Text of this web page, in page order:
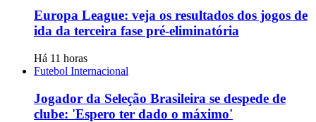
Europa League: veja os resultados dos jogos de
ida da terceira fase pré-eliminatória
Há 11 horas
Futebol Internacional
Jogador da Seleção Brasileira se despede de
clube: 'Espero ter dado o máximo'